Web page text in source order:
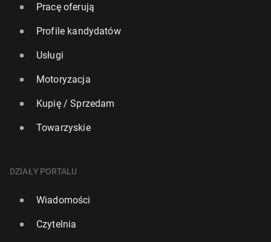
Pracę oferują
Profile kandydatów
Usługi
Motoryzacja
Kupię / Sprzedam
Towarzyskie
DZIAŁY PORTALU
Wiadomości
Czytelnia